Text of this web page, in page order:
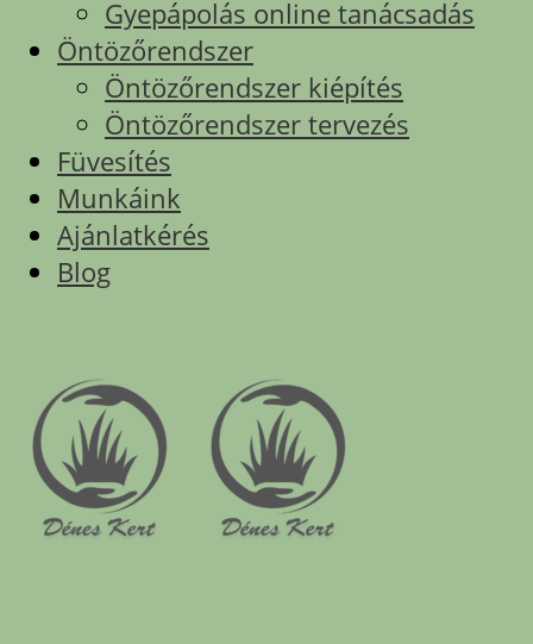
Gyepápolás online tanácsadás
Öntözőrendszer
Öntözőrendszer kiépítés
Öntözőrendszer tervezés
Füvesítés
Munkáink
Ajánlatkérés
Blog